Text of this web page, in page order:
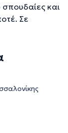
σπουδαίες και
Σε